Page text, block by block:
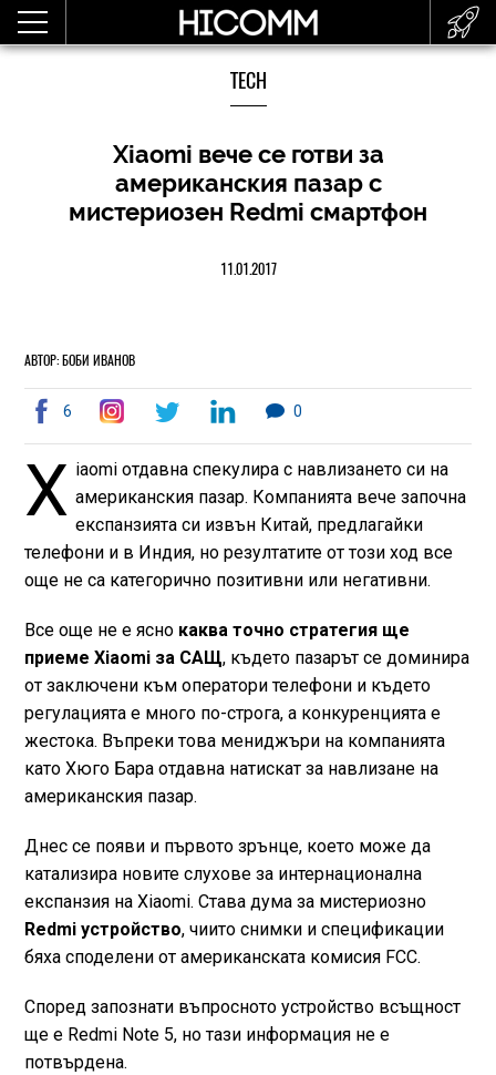
TECH
Xiaomi вече се готви за
американския пазар с
мистериозен Redmi смартфон
11.01.2017
АВТОР: БОБИ ИВАНОВ
6 0
X iaomi отдавна спекулира с навлизането си на
американския пазар. Компанията вече започна
експанзията си извън Китай, предлагайки
телефони и в Индия, но резултатите от този ход все
още не са категорично позитивни или негативни.
Все още не е ясно каква точно стратегия ще
приеме Xiaomi за САЩ, където пазарът се доминира
от заключени към оператори телефони и където
регулацията е много по-строга, а конкуренцията е
жестока. Въпреки това мениджъри на компанията
като Хюго Бара отдавна натискат за навлизане на
американския пазар.
Днес се появи и първото зрънце, което може да
катализира новите слухове за интернационална
експанзия на Xiaomi. Става дума за мистериозно
Redmi устройство, чиито снимки и спецификации
бяха споделени от американската комисия FCC.
Според запознати въпросното устройство всъщност
ще е Redmi Note 5, но тази информация не е
потвърдена.